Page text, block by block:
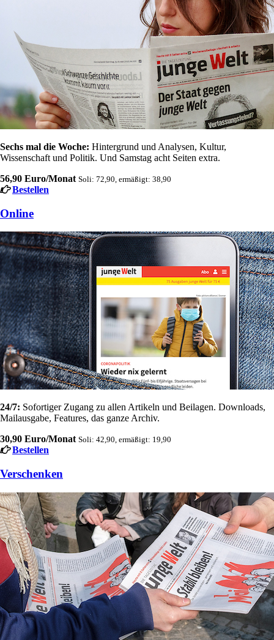
Sechs mal die Woche: Hintergrund und Analysen, Kultur,
Wissenschaft und Politik. Und Samstag acht Seiten extra.
56,90 Euro/Monat Soli: 72,90, ermäßigt: 38,90
Bestellen
Online
24/7: Sofortiger Zugang zu allen Artikeln und Beilagen. Downloads,
Mailausgabe, Features, das ganze Archiv.
30,90 Euro/Monat Soli: 42,90, ermäßigt: 19,90
Bestellen
Verschenken